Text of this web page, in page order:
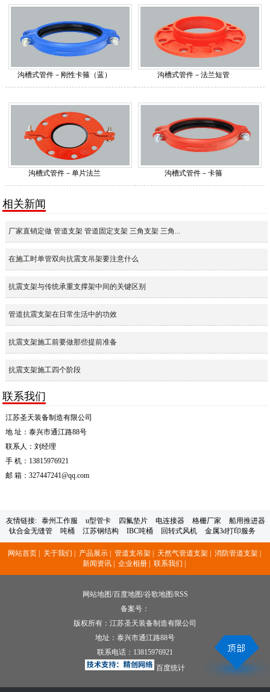
沟槽式管件－刚性卡箍（蓝） 沟槽式管件－法兰短管
沟槽式管件－单片法兰 沟槽式管件－卡箍
相关新闻
厂家直销定做 管道支架 管道固定支架 三角支架 三角...
在施工时单管双向抗震支吊架要注意什么
抗震支架与传统承重支撑架中间的关键区别
管道抗震支架在日常生活中的功效
抗震支架施工前要做那些提前准备
抗震支架施工四个阶段
联系我们
江苏圣天装备制造有限公司
地 址：泰兴市通江路88号
联系人：刘经理
手 机：13815976921
邮 箱：327447241@qq.com
友情链接: 泰州工作服 u型管卡 四氟垫片 电连接器 格栅厂家
船用推进器
钛合金无缝管
吨桶 江苏钢结构 IBC吨桶 回转式风机 金属3d打印服务
网站首页 | 关于我们 | 产品展示 | 管道支吊架 | 天然气管道支架 |
消防管道支架 |
新闻资讯 |
企业相册 | 联系我们 |
网站地图/百度地图/谷歌地图/RSS
备案号：
版权所有：江苏圣天装备制造有限公司
地址：泰兴市通江路88号
联系电话： 13815976921
百度统计